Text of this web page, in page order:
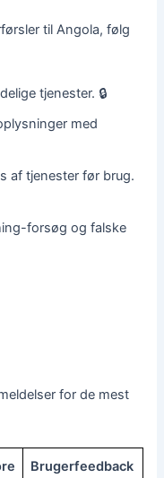
til Angola, følg
tjenester. 🔒
med
af tjenester før brug.
forsøg og falske
for de mest
Brugerfeedback